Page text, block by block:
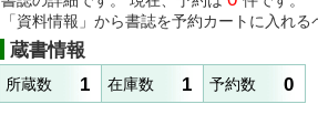
「資料情報」から書誌を予約カートに入れる
蔵書情報
所蔵数 1 在庫数 1 予約数 0